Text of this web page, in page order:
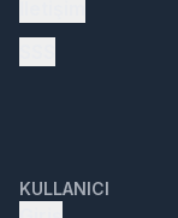
KULLANICI